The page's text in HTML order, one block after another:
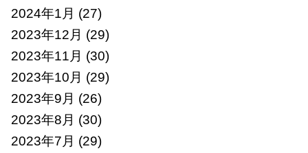
2024年1月 (27)
2023年12月 (29)
2023年11月 (30)
2023年10月 (29)
2023年9月 (26)
2023年8月 (30)
2023年7月 (29)